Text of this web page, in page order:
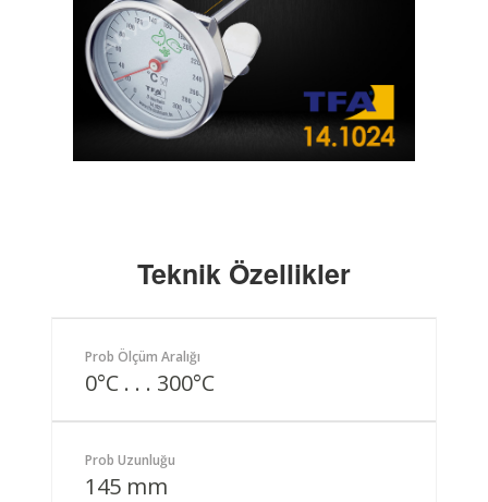
Teknik Özellikler
Prob Ölçüm Aralığı
0°C . . . 300°C
Prob Uzunluğu
145 mm